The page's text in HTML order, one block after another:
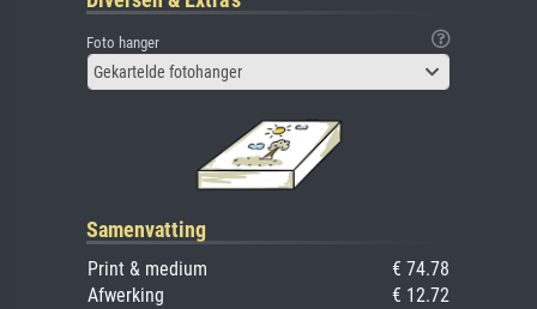
Foto hanger
Gekartelde fotohanger
Samenvatting
Print & medium
€ 74.78
Afwerking
€ 12.72